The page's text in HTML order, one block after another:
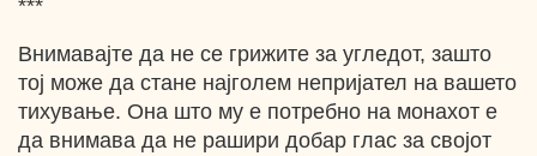
***
Внимавајте да не се грижите за угледот, зашто
тој може да стане најголем непријател на вашето
тихување. Она што му е потребно на монахот е
да внимава да не рашири добар глас за својот